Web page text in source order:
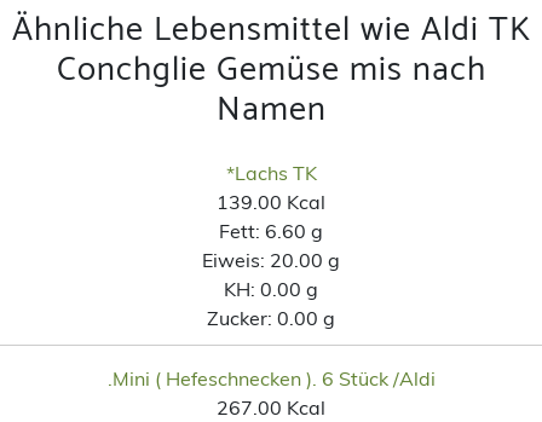
Ähnliche Lebensmittel wie Aldi TK
Conchglie Gemüse mis nach
Namen
*Lachs TK
139.00 Kcal
Fett: 6.60 g
Eiweis: 20.00 g
KH: 0.00 g
Zucker: 0.00 g
.Mini ( Hefeschnecken ). 6 Stück /Aldi
267.00 Kcal